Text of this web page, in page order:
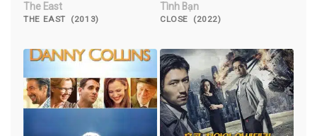
The East
THE EAST (2013)
Tình Bạn
CLOSE (2022)